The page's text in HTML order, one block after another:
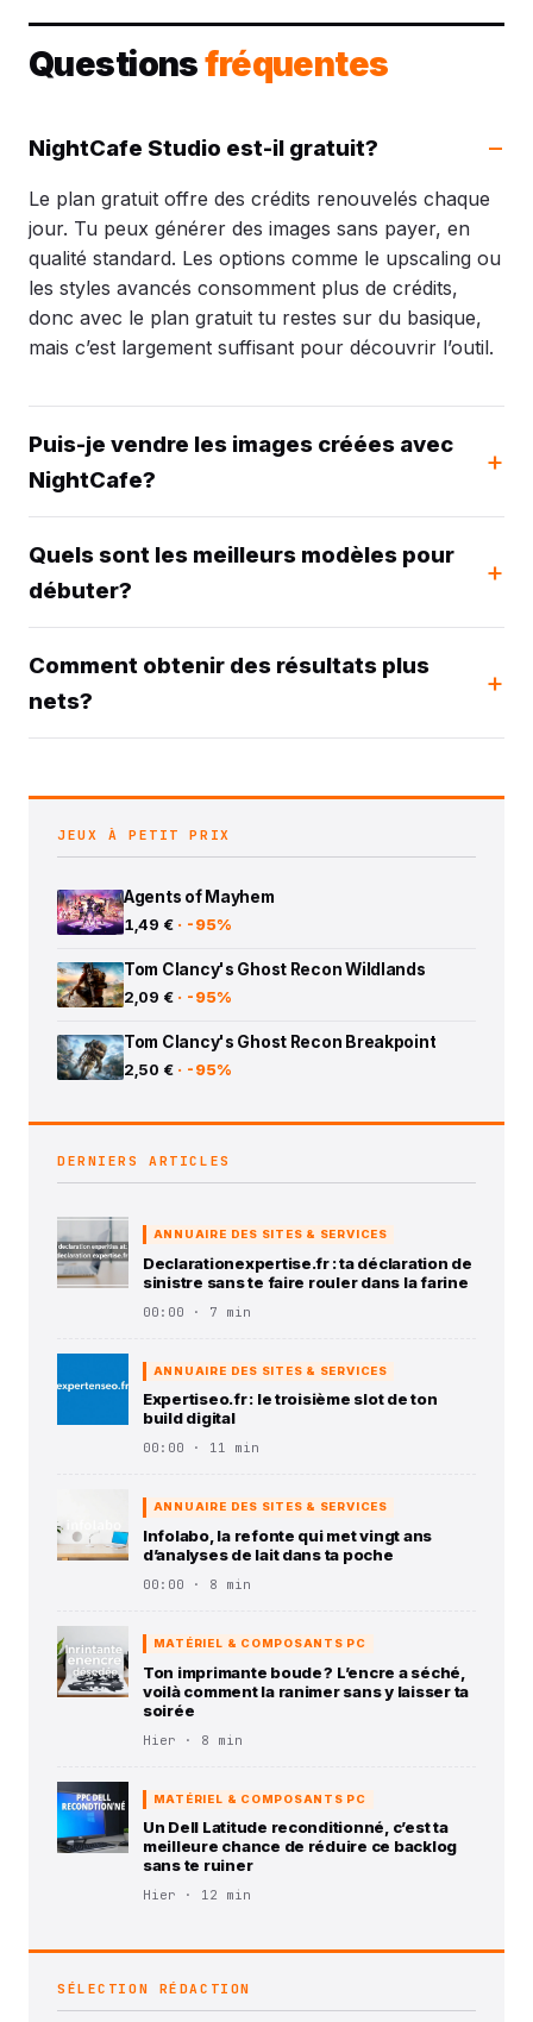
Questionsfréquentes
NightCafe Studio est-il gratuit?
Le plan gratuit offre des crédits renouvelés chaque
jour. Tu peux générer des images sans payer, en
qualité standard. Les options comme le upscaling ou
les styles avancés consomment plus de crédits,
donc avec le plan gratuit tu restes sur du basique,
mais c’est largement suffisant pour découvrir l’outil.
Puis-je vendre les images créées avec
NightCafe?
Quels sont les meilleurs modèles pour
débuter?
Comment obtenir des résultats plus
nets?
JEUX À PETIT PRIX
Agents of Mayhem
1,49 € · -95%
Tom Clancy's Ghost Recon Wildlands
2,09 € · -95%
Tom Clancy's Ghost Recon Breakpoint
2,50 € · -95%
DERNIERS ARTICLES
ANNUAIRE DES SITES & SERVICES
Declarationexpertise.fr : ta déclaration de
sinistre sans te faire rouler dans la farine
00:00 · 7 min
ANNUAIRE DES SITES & SERVICES
Expertiseo.fr : le troisième slot de ton
build digital
00:00 · 11 min
ANNUAIRE DES SITES & SERVICES
Infolabo, la refonte qui met vingt ans
d’analyses de lait dans ta poche
00:00 · 8 min
MATÉRIEL & COMPOSANTS PC
Ton imprimante boude ? L’encre a séché,
voilà comment la ranimer sans y laisser ta
soirée
Hier · 8 min
MATÉRIEL & COMPOSANTS PC
Un Dell Latitude reconditionné, c’est ta
meilleure chance de réduire ce backlog
sans te ruiner
Hier · 12 min
SÉLECTION RÉDACTION